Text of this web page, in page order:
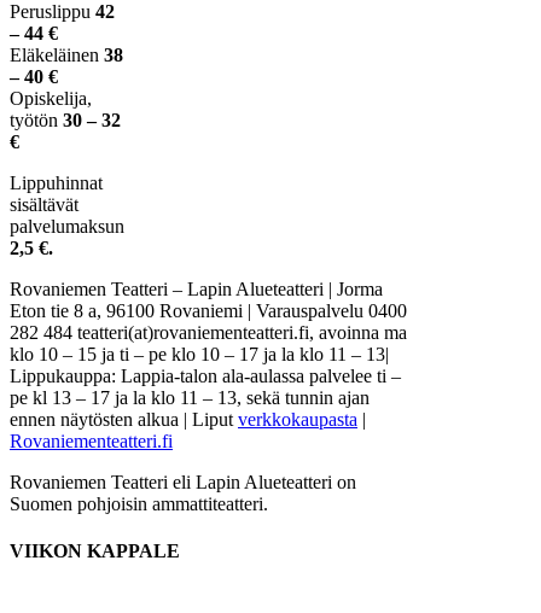
Peruslippu 42
– 44 €
Eläkeläinen 38
– 40 €
Opiskelija,
työtön 30 – 32
€
Lippuhinnat
sisältävät
palvelumaksun
2,5 €.
Rovaniemen Teatteri – Lapin Alueteatteri | Jorma
Eton tie 8 a, 96100 Rovaniemi | Varauspalvelu 0400
282 484 teatteri(at)rovaniementeatteri.fi, avoinna ma
klo 10 – 15 ja ti – pe klo 10 – 17 ja la klo 11 – 13|
Lippukauppa: Lappia-talon ala-aulassa palvelee ti –
pe kl 13 – 17 ja la klo 11 – 13, sekä tunnin ajan
ennen näytösten alkua | Liput verkkokaupasta |
Rovaniementeatteri.fi
Rovaniemen Teatteri eli Lapin Alueteatteri on
Suomen pohjoisin ammattiteatteri.
VIIKON KAPPALE